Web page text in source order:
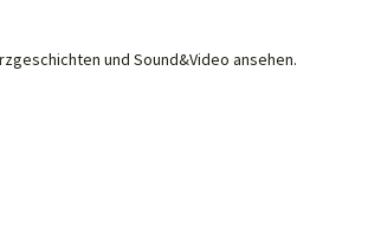
und Sound&Video ansehen.